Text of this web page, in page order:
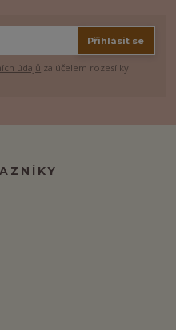
Přihlásit se
údajů za účelem rozesílky